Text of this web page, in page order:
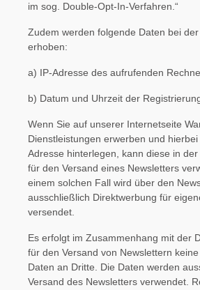
im sog. Double-Opt-In-Verfahren.“
Zudem werden folgende Daten bei
erhoben:
a) IP-Adresse des aufrufenden
b) Datum und Uhrzeit der
Wenn Sie auf unserer Internetseite
Dienstleistungen erwerben und
Adresse hinterlegen, kann diese in
für den Versand eines Newsletters
einem solchen Fall wird über den
ausschließlich Direktwerbung für
versendet.
Es erfolgt im Zusammenhang mit der
für den Versand von Newslettern
Daten an Dritte. Die Daten werden
Versand des Newsletters verwendet.